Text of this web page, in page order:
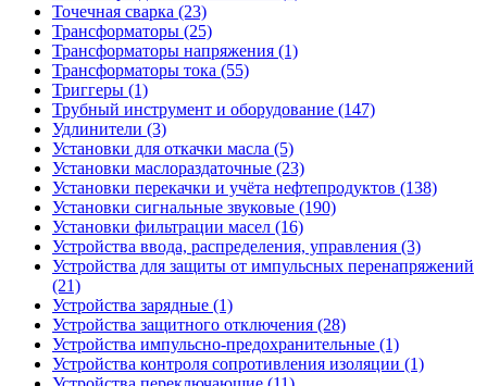
Точечная сварка (23)
Трансформаторы (25)
Трансформаторы напряжения (1)
Трансформаторы тока (55)
Триггеры (1)
Трубный инструмент и оборудование (147)
Удлинители (3)
Установки для откачки масла (5)
Установки маслораздаточные (23)
Установки перекачки и учёта нефтепродуктов (138)
Установки сигнальные звуковые (190)
Установки фильтрации масел (16)
Устройства ввода, распределения, управления (3)
Устройства для защиты от импульсных перенапряжений
(21)
Устройства зарядные (1)
Устройства защитного отключения (28)
Устройства импульсно-предохранительные (1)
Устройства контроля сопротивления изоляции (1)